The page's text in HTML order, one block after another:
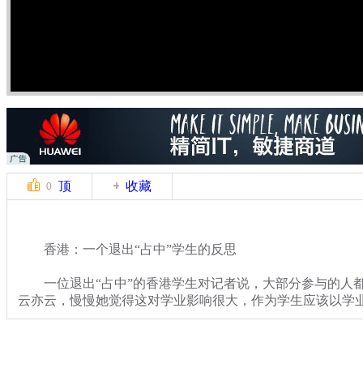
0 顶 收藏
香港：一个退出“占中”学生的反思
一位退出“占中”的香港学生对记者说，大部分参与的人
云亦云，慢慢她觉得这对学业影响很大，作为学生应该以学